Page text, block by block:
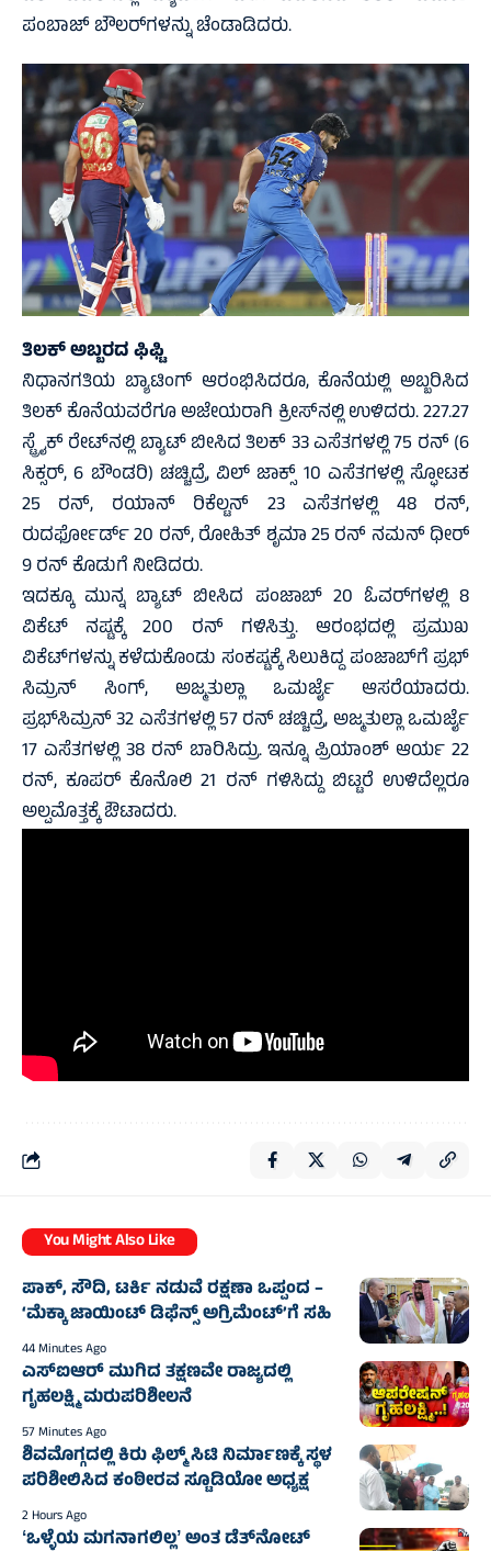
ಪಂಬಾಜ್‌ ಬೌಲರ್‌ಗಳನ್ನು ಚೆಂಡಾಡಿದರು.
ತಿಲಕ್‌ ಅಬ್ಬರದ ಫಿಫ್ಟಿ
ನಿಧಾನಗತಿಯ ಬ್ಯಾಟಿಂಗ್‌ ಆರಂಭಿಸಿದರೂ, ಕೊನೆಯಲ್ಲಿ ಅಬ್ಬರಿಸಿದ
ತಿಲಕ್‌ ಕೊನೆಯವರೆಗೂ ಅಜೇಯರಾಗಿ ಕ್ರೀಸ್‌ನಲ್ಲಿ ಉಳಿದರು. 227.27
ಸ್ಟ್ರೈಕ್‌ ರೇಟ್‌ನಲ್ಲಿ ಬ್ಯಾಟ್‌ ಬೀಸಿದ ತಿಲಕ್‌ 33 ಎಸೆತಗಳಲ್ಲಿ 75 ರನ್‌ (6
ಸಿಕ್ಸರ್‌, 6 ಬೌಂಡರಿ) ಚಚ್ಚಿದ್ರೆ, ವಿಲ್‌ ಜಾಕ್ಸ್‌ 10 ಎಸೆತಗಳಲ್ಲಿ ಸ್ಫೋಟಕ
25 ರನ್‌, ರಯಾನ್ ರಿಕೆಲ್ಟನ್ 23 ಎಸೆತಗಳಲ್ಲಿ 48 ರನ್‌,
ರುದರ್ಫೋರ್ಡ್ 20 ರನ್‌, ರೋಹಿತ್‌ ಶೃಮಾ 25 ರನ್‌ ನಮನ್‌ ಧೀರ್‌
9 ರನ್‌ ಕೊಡುಗೆ ನೀಡಿದರು.
ಇದಕ್ಕೂ ಮುನ್ನ ಬ್ಯಾಟ್‌ ಬೀಸಿದ ಪಂಜಾಬ್‌ 20 ಓವರ್‌ಗಳಲ್ಲಿ 8
ವಿಕೆಟ್‌ ನಷ್ಟಕ್ಕೆ 200 ರನ್‌ ಗಳಿಸಿತ್ತು. ಆರಂಭದಲ್ಲಿ ಪ್ರಮುಖ
ವಿಕೆಟ್‌ಗಳನ್ನು ಕಳೆದುಕೊಂಡು ಸಂಕಷ್ಟಕ್ಕೆ ಸಿಲುಕಿದ್ದ ಪಂಜಾಬ್‌ಗೆ ಪ್ರಭ್‌
ಸಿಮ್ರನ್‌ ಸಿಂಗ್‌, ಅಜ್ಮತುಲ್ಲಾ ಒಮರ್ಜೈ ಆಸರೆಯಾದರು.
ಪ್ರಭ್‌ಸಿಮ್ರನ್‌ 32 ಎಸೆತಗಳಲ್ಲಿ 57 ರನ್‌ ಚಚ್ಚಿದ್ರೆ, ಅಜ್ಮತುಲ್ಲಾ ಒಮರ್ಜೈ
17 ಎಸೆತಗಳಲ್ಲಿ 38 ರನ್‌ ಬಾರಿಸಿದ್ರು. ಇನ್ನೂ ಪ್ರಿಯಾಂಶ್‌ ಆರ್ಯ 22
ರನ್‌, ಕೂಪರ್‌ ಕೊನೊಲಿ 21 ರನ್‌ ಗಳಿಸಿದ್ದು ಬಿಟ್ಟರೆ ಉಳಿದೆಲ್ಲರೂ
ಅಲ್ಪಮೊತ್ತಕ್ಕೆ ಔಟಾದರು.
You Might Also Like
ಪಾಕ್, ಸೌದಿ, ಟರ್ಕಿ ನಡುವೆ ರಕ್ಷಣಾ ಒಪ್ಪಂದ –
‘ಮೆಕ್ಕಾ ಜಾಯಿಂಟ್ ಡಿಫೆನ್ಸ್ ಅಗ್ರಿಮೆಂಟ್’ಗೆ ಸಹಿ
44 Minutes Ago
ಎಸ್‌ಐಆರ್ ಮುಗಿದ ತಕ್ಷಣವೇ ರಾಜ್ಯದಲ್ಲಿ
ಗೃಹಲಕ್ಷ್ಮಿ ಮರುಪರಿಶೀಲನೆ
57 Minutes Ago
ಶಿವಮೊಗ್ಗದಲ್ಲಿ ಕಿರು ಫಿಲ್ಮ್ ಸಿಟಿ ನಿರ್ಮಾಣಕ್ಕೆ ಸ್ಥಳ
ಪರಿಶೀಲಿಸಿದ ಕಂಠೀರವ ಸ್ಟೂಡಿಯೋ ಅಧ್ಯಕ್ಷ
2 Hours Ago
ʻಒಳ್ಳೆಯ ಮಗನಾಗಲಿಲ್ಲʼ ಅಂತ ಡೆತ್‌ನೋಟ್